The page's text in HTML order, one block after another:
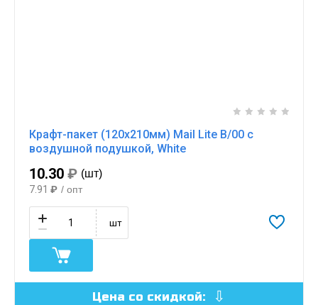
Крафт-пакет (120х210мм) Mail Lite B/00 с
воздушной подушкой, White
10.30 ₽ (шт)
7.91 ₽ / опт
шт
Цена со скидкой: